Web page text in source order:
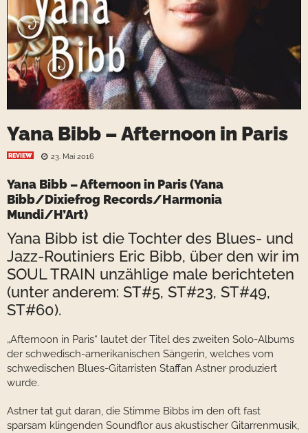
Yana Bibb – Afternoon in Paris
REVIEW 23. Mai 2016
Yana Bibb – Afternoon in Paris (Yana
Bibb/Dixiefrog Records/Harmonia
Mundi/H’Art)
Yana Bibb ist die Tochter des Blues- und
Jazz-Routiniers Eric Bibb, über den wir im
SOUL TRAIN unzählige male berichteten
(unter anderem: ST#5, ST#23, ST#49,
ST#60).
„Afternoon in Paris“ lautet der Titel des zweiten Solo-Albums
der schwedisch-amerikanischen Sängerin, welches vom
schwedischen Blues-Gitarristen Staffan Astner produziert
wurde.
Astner tat gut daran, die Stimme Bibbs im den oft fast
sparsam klingenden Soundflor aus akustischer Gitarrenmusik,